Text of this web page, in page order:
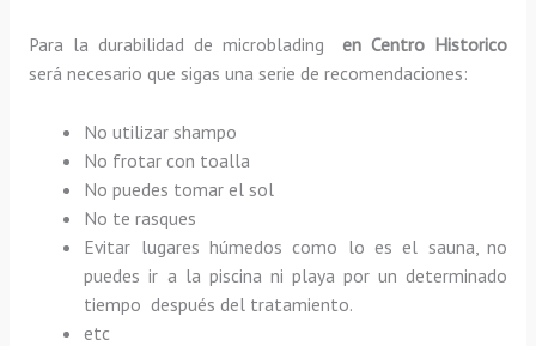
Para la durabilidad de microblading en Centro Historico
será necesario que sigas una serie de recomendaciones:
No utilizar shampo
No frotar con toalla
No puedes tomar el sol
No te rasques
Evitar lugares húmedos como lo es el sauna, no
puedes ir a la piscina ni playa por un determinado
tiempo después del tratamiento.
etc